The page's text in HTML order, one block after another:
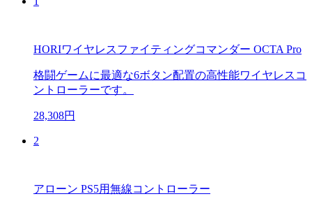
HORIワイヤレスファイティングコマンダー OCTA Pro
格闘ゲームに最適な6ボタン配置の高性能ワイヤレスコ
ントローラーです。
28,308円
2
アローン PS5用無線コントローラー